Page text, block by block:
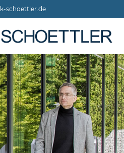
schoettler.de